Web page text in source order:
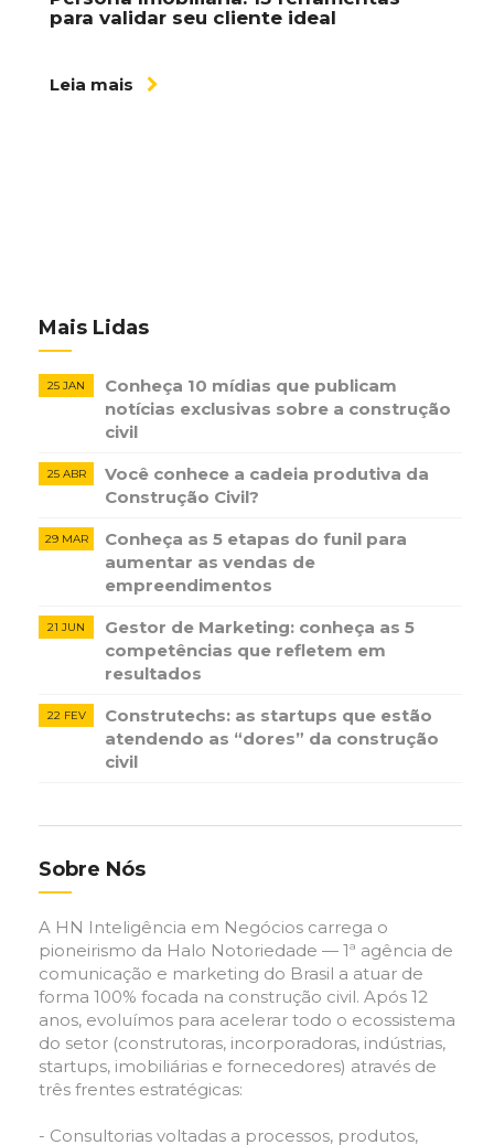
para validar seu cliente ideal
Leia mais
Mais Lidas
25 JAN
Conheça 10 mídias que publicam
notícias ​exclusivas sobre​ ​a construção​ ​
civil
25 ABR
Você conhece a cadeia produtiva da
Construção Civil?
29 MAR
Conheça as 5 etapas do funil para
aumentar as vendas de
empreendimentos
21 JUN
Gestor de Marketing: conheça as 5
competências que refletem em
resultados
22 FEV
Construtechs: as startups que estão
atendendo as “dores” da construção
civil
Sobre Nós
A HN Inteligência em Negócios carrega o
pioneirismo da Halo Notoriedade — 1ª agência de
comunicação e marketing do Brasil a atuar de
forma 100% focada na construção civil. Após 12
anos, evoluímos para acelerar todo o ecossistema
do setor (construtoras, incorporadoras, indústrias,
startups, imobiliárias e fornecedores) através de
três frentes estratégicas:
- Consultorias voltadas a processos, produtos,